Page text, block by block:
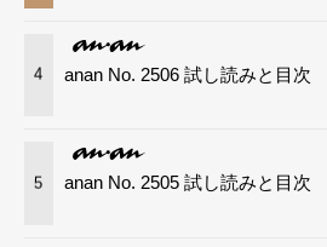
4 anan No. 2506 試し読みと目次
5 anan No. 2505 試し読みと目次